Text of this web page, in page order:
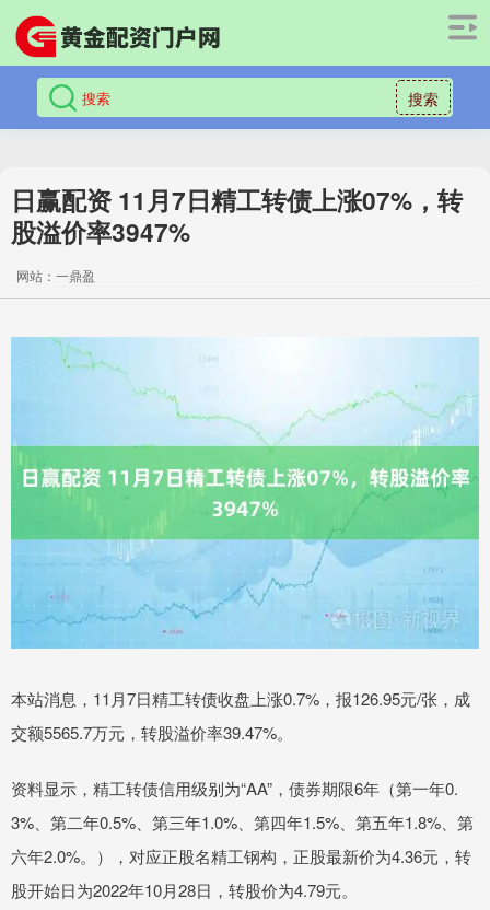
搜索
日赢配资 11月7日精工转债上涨07%，转
股溢价率3947%
网站：一鼎盈
本站消息，11月7日精工转债收盘上涨0.7%，报126.95元/张，成
交额5565.7万元，转股溢价率39.47%。
资料显示，精工转债信用级别为“AA”，债券期限6年（第一年0.
3%、第二年0.5%、第三年1.0%、第四年1.5%、第五年1.8%、第
六年2.0%。），对应正股名精工钢构，正股最新价为4.36元，转
股开始日为2022年10月28日，转股价为4.79元。